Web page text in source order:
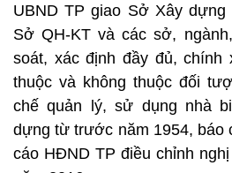
UBND TP giao Sở Xây
Sở QH-KT và các sở,
soát, xác định đầy đủ, chính
thuộc và không thuộc đối
chế quản lý, sử dụng nhà
dựng từ trước năm 1954, báo
cáo HĐND TP điều chỉnh